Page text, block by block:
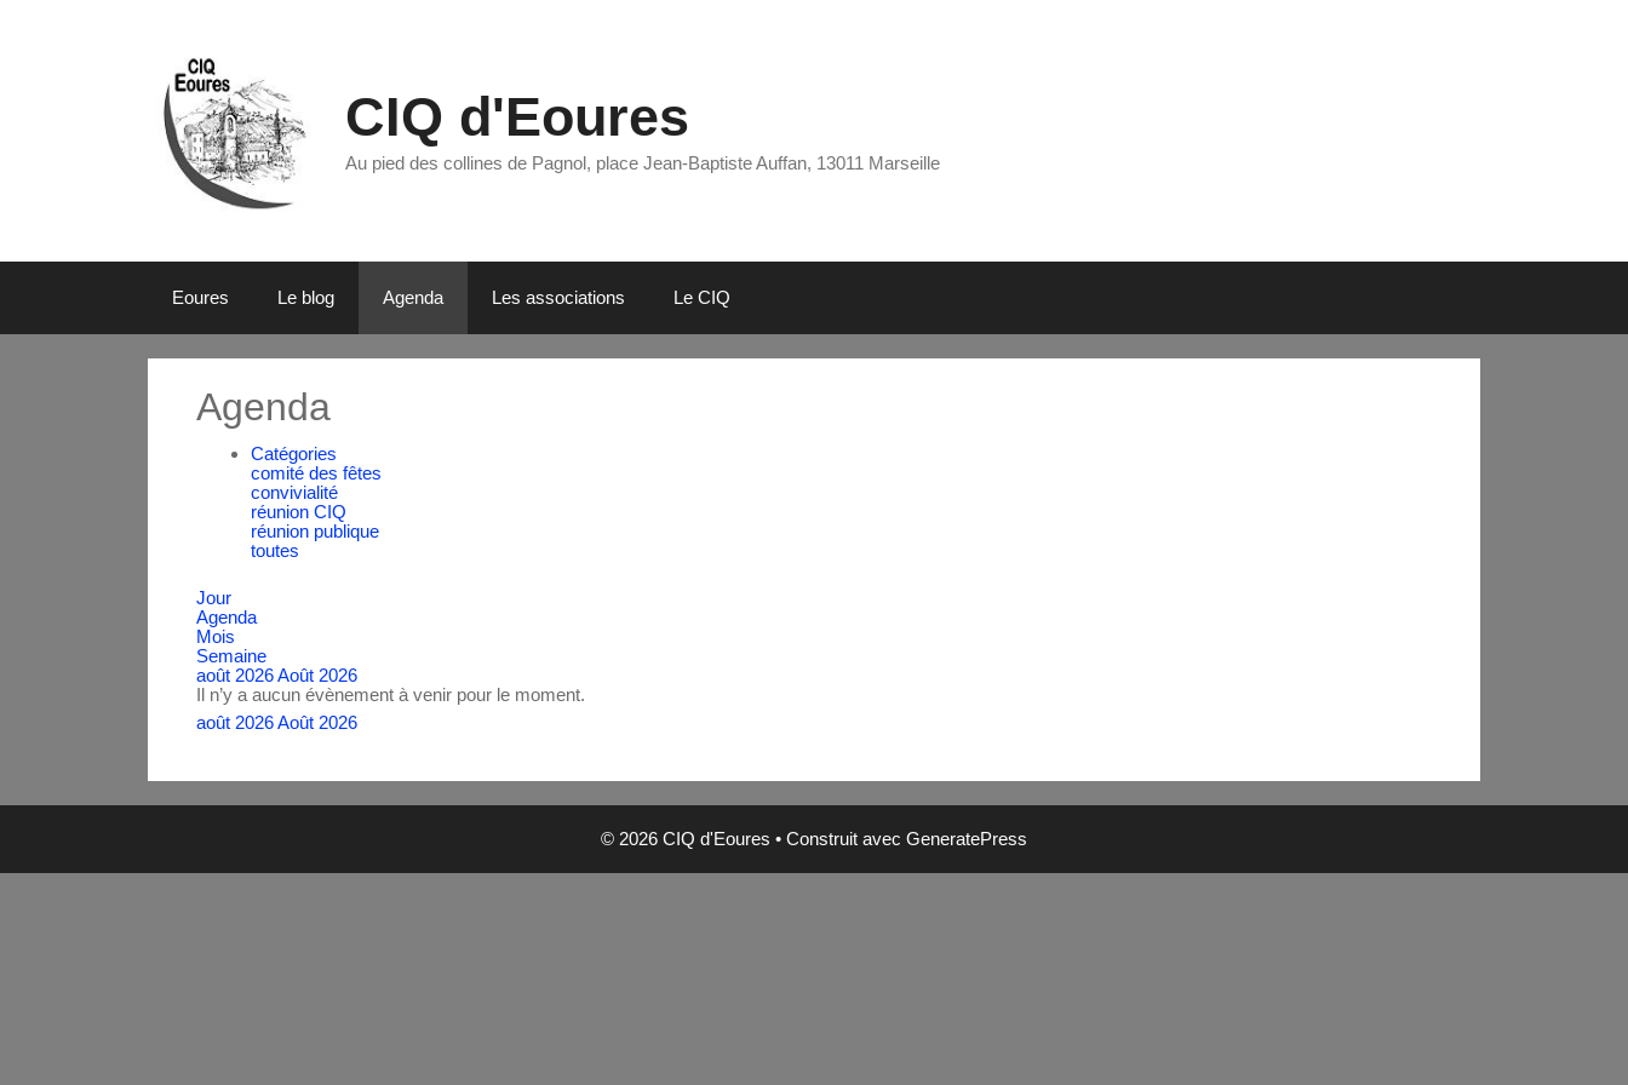
CIQ d'Eoures
Au pied des collines de Pagnol, place Jean-Baptiste Auffan, 13011 Marseille
Eoures Le blog Agenda Les associations Le CIQ
Agenda
Catégories
comité des fêtes
convivialité
réunion CIQ
réunion publique
toutes
Jour
Agenda
Mois
Semaine
août 2026Août 2026
Il n’y a aucun évènement à venir pour le moment.
août 2026Août 2026
© 2026 CIQ d'Eoures • Construit avec GeneratePress